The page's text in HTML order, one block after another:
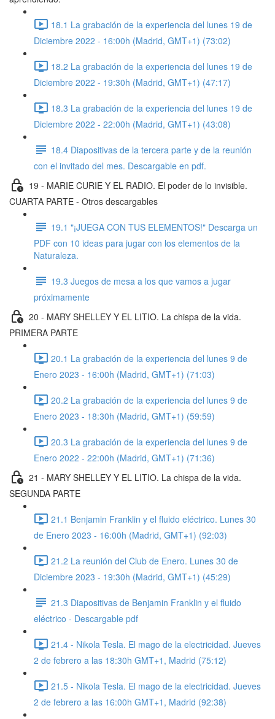
18.1 La grabación de la experiencia del lunes 19 de
Diciembre 2022 - 16:00h (Madrid, GMT+1) (73:02)
18.2 La grabación de la experiencia del lunes 19 de
Diciembre 2022 - 19:30h (Madrid, GMT+1) (47:17)
18.3 La grabación de la experiencia del lunes 19 de
Diciembre 2022 - 22:00h (Madrid, GMT+1) (43:08)
18.4 Diapositivas de la tercera parte y de la reunión
con el invitado del mes. Descargable en pdf.
19 - MARIE CURIE Y EL RADIO. El poder de lo invisible.
CUARTA PARTE - Otros descargables
19.1 "¡JUEGA CON TUS ELEMENTOS!" Descarga un
PDF con 10 ideas para jugar con los elementos de la
Naturaleza.
19.3 Juegos de mesa a los que vamos a jugar
próximamente
20 - MARY SHELLEY Y EL LITIO. La chispa de la vida.
PRIMERA PARTE
20.1 La grabación de la experiencia del lunes 9 de
Enero 2023 - 16:00h (Madrid, GMT+1) (71:03)
20.2 La grabación de la experiencia del lunes 9 de
Enero 2023 - 18:30h (Madrid, GMT+1) (59:59)
20.3 La grabación de la experiencia del lunes 9 de
Enero 2022 - 22:00h (Madrid, GMT+1) (71:36)
21 - MARY SHELLEY Y EL LITIO. La chispa de la vida.
SEGUNDA PARTE
21.1 Benjamin Franklin y el fluido eléctrico. Lunes 30
de Enero 2023 - 16:00h (Madrid, GMT+1) (92:03)
21.2 La reunión del Club de Enero. Lunes 30 de
Diciembre 2023 - 19:30h (Madrid, GMT+1) (45:29)
21.3 Diapositivas de Benjamin Franklin y el fluido
eléctrico - Descargable pdf
21.4 - Nikola Tesla. El mago de la electricidad. Jueves
2 de febrero a las 18:30h GMT+1, Madrid (75:12)
21.5 - Nikola Tesla. El mago de la electricidad. Jueves
2 de febrero a las 16:00h GMT+1, Madrid (92:38)